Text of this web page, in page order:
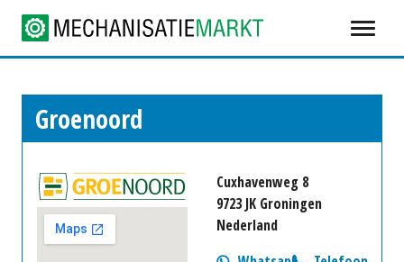
Groenoord
Cuxhavenweg 8
9723 JK Groningen
Nederland